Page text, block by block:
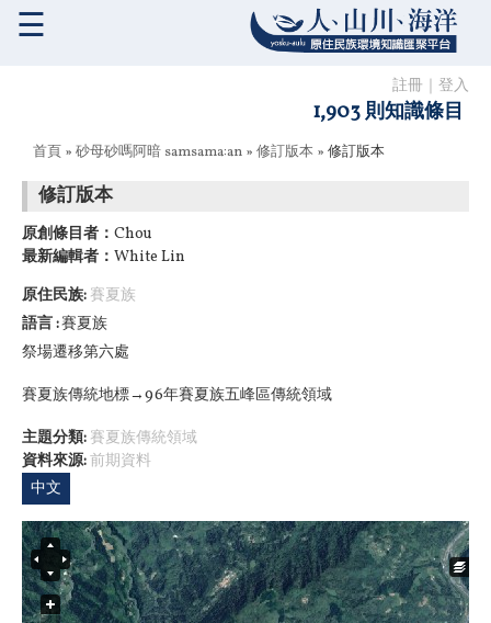
註冊 登入
1,903 則知識條目
☰
您在這裡
首頁 » 砂母砂嗎阿暗 samsama:an » 修訂版本 » 修訂版本
修訂版本
原創條目者： Chou
最新編輯者： White Lin
原住民族: 賽夏族
語言 賽夏族
祭場遷移第六處
賽夏族傳統地標→96年賽夏族五峰區傳統領域
主題分類: 賽夏族傳統領域
資料來源:前期資料
中文